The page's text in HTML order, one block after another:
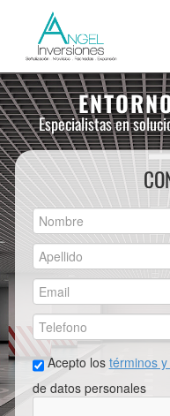
Especialistas en
Acepto los términos
de datos personales